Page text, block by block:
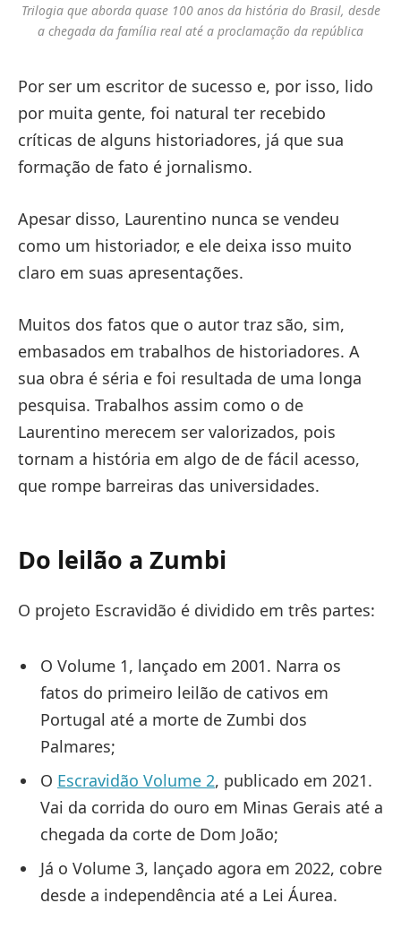
Trilogia que aborda quase 100 anos da história do Brasil, desde
a chegada da família real até a proclamação da república
Por ser um escritor de sucesso e, por isso, lido
por muita gente, foi natural ter recebido
críticas de alguns historiadores, já que sua
formação de fato é jornalismo.
Apesar disso, Laurentino nunca se vendeu
como um historiador, e ele deixa isso muito
claro em suas apresentações.
Muitos dos fatos que o autor traz são, sim,
embasados em trabalhos de historiadores. A
sua obra é séria e foi resultada de uma longa
pesquisa. Trabalhos assim como o de
Laurentino merecem ser valorizados, pois
tornam a história em algo de de fácil acesso,
que rompe barreiras das universidades.
Do leilão a Zumbi
O projeto Escravidão é dividido em três partes:
O Volume 1, lançado em 2001. Narra os
fatos do primeiro leilão de cativos em
Portugal até a morte de Zumbi dos
Palmares;
O Escravidão Volume 2, publicado em 2021.
Vai da corrida do ouro em Minas Gerais até a
chegada da corte de Dom João;
Já o Volume 3, lançado agora em 2022, cobre
desde a independência até a Lei Áurea.